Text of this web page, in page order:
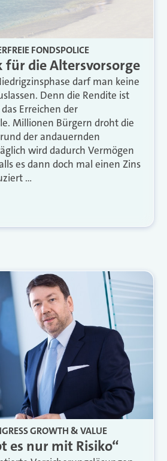
FONDSPOLICE
für die Altersvorsorge
darf man keine
Denn die Rendite ist
Erreichen der
Millionen Bürgern droht die
der andauernden
wird dadurch Vermögen
es dann doch mal einen Zins
…
GROWTH & VALUE
es nur mit Risiko“